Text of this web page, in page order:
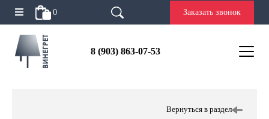
0 Заказать звонок
8 (903) 863-07-53
Вернуться в раздел